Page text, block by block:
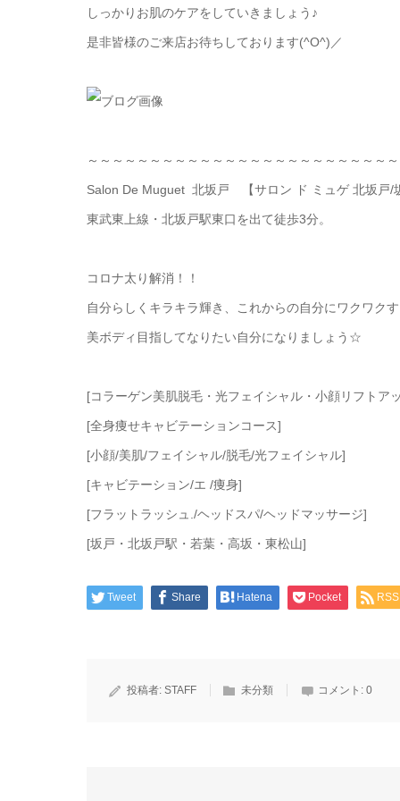
しっかりお肌のケアをしていきましょう♪
是非皆様のご来店お待ちしております(^O^)／
～～～～～～～～～～～～～～～～～～～～～～～～～
Salon De Muguet 北坂戸 【サロン ド ミュゲ 北坂戸/
東武東上線・北坂戸駅東口を出て徒歩3分。
コロナ太り解消！！
自分らしくキラキラ輝き、これからの自分にワクワク
美ボディ目指してなりたい自分になりましょう☆
[コラーゲン美肌脱毛・光フェイシャル・小顔リフトア
[全身痩せキャビテーションコース]
[小顔/美肌/フェイシャル/脱毛/光フェイシャル]
[キャビテーション/エ /痩身]
[フラットラッシュ./ヘッドスパ/ヘッドマッサージ]
[坂戸・北坂戸駅・若葉・高坂・東松山]
Tweet Share Hatena Pocket RSS
投稿者: STAFF 未分類 コメント: 0